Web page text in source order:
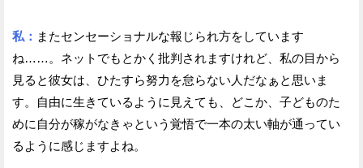
私： またセンセーショナルな報じられ方をしています
ね……。ネットでもとかく批判されますけれど、私の目から
見ると彼女は、ひたすら努力を怠らない人だなぁと思いま
す。自由に生きているように見えても、どこか、子どものた
めに自分が稼がなきゃという覚悟で一本の太い軸が通ってい
るように感じますよね。